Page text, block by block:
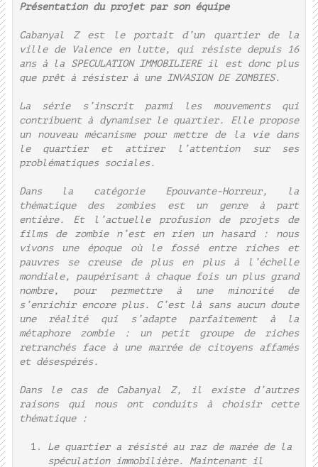
Présentation du projet par son équipe
Cabanyal Z est le portait d’un quartier de la
ville de Valence en lutte, qui résiste depuis 16
ans à la SPECULATION IMMOBILIERE il est donc plus
que prêt à résister à une INVASION DE ZOMBIES.
La série s’inscrit parmi les mouvements qui
contribuent à dynamiser le quartier. Elle propose
un nouveau mécanisme pour mettre de la vie dans
le quartier et attirer l’attention sur ses
problématiques sociales.
Dans la catégorie Epouvante-Horreur, la
thématique des zombies est un genre à part
entière. Et l’actuelle profusion de projets de
films de zombie n’est en rien un hasard : nous
vivons une époque où le fossé entre riches et
pauvres se creuse de plus en plus à l’échelle
mondiale, paupérisant à chaque fois un plus grand
nombre, pour permettre à une minorité de
s’enrichir encore plus. C’est là sans aucun doute
une réalité qui s’adapte parfaitement à la
métaphore zombie : un petit groupe de riches
retranchés face à une marrée de citoyens affamés
et désespérés.
Dans le cas de Cabanyal Z, il existe d’autres
raisons qui nous ont conduits à choisir cette
thématique :
Le quartier a résisté au raz de marée de la
spéculation immobilière. Maintenant il